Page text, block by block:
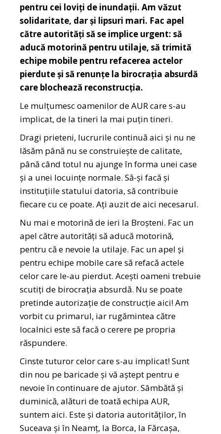
pentru cei loviți de inundații. Am văzut
solidaritate, dar și lipsuri mari. Fac apel
către autorități să se implice urgent: să
aducă motorină pentru utilaje, să trimită
echipe mobile pentru refacerea actelor
pierdute și să renunțe la birocrația absurdă
care blochează reconstrucția.
Le mulțumesc oamenilor de AUR care s-au
implicat, de la tineri la mai puțin tineri.
Dragi prieteni, lucrurile continuă aici și nu ne
lăsăm până nu se construiește de calitate,
până când totul nu ajunge în forma unei case
și a unei locuințe normale. Să-și facă și
instituțiile statului datoria, să contribuie
fiecare cu ce poate. Ați auzit de aici necesarul.
Nu mai e motorină de ieri la Broșteni. Fac un
apel către autorități să aducă motorină,
pentru că e nevoie la utilaje. Fac un apel și
pentru echipe mobile care să refacă actele
celor care le-au pierdut. Acești oameni trebuie
scutiți de birocrația absurdă. Nu se poate
pretinde autorizație de construcție aici! Am
vorbit cu primarul, iar rugămintea către
localnici este să facă o cerere pe propria
răspundere.
Cinste tuturor celor care s-au implicat! Sunt
din nou pe baricade și vă aștept pentru e
nevoie în continuare de ajutor. Sâmbătă și
duminică, alături de toată echipa AUR,
suntem aici. Este și datoria autorităților, în
Suceava și în Neamț, la Borca, la Fărcașa,